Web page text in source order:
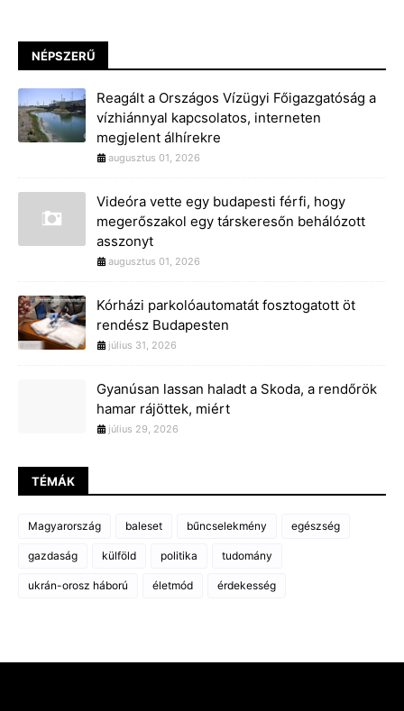
NÉPSZERŰ
Reagált a Országos Vízügyi Főigazgatóság a
vízhiánnyal kapcsolatos, interneten
megjelent álhírekre
augusztus 01, 2026
Videóra vette egy budapesti férfi, hogy
megerőszakol egy társkeresőn behálózott
asszonyt
augusztus 01, 2026
Kórházi parkolóautomatát fosztogatott öt
rendész Budapesten
július 31, 2026
Gyanúsan lassan haladt a Skoda, a rendőrök
hamar rájöttek, miért
július 29, 2026
TÉMÁK
Magyarország baleset bűncselekmény egészség
gazdaság külföld politika tudomány
ukrán-orosz háború életmód érdekesség